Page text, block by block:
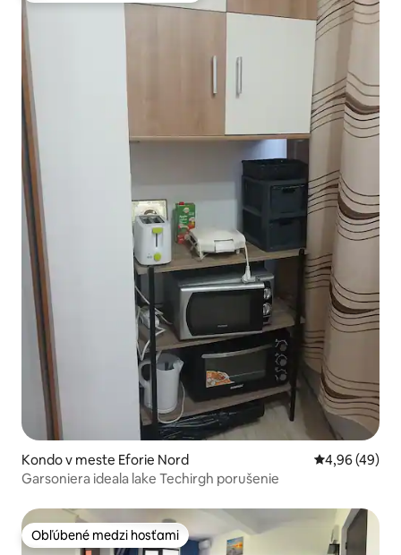
Kondo v meste Eforie Nord Priemerné
4,96 (49)
Garsoniera ideala lake Techirgh porušenie
Obľúbené medzi hosťami
Obľúbené medzi hosťami